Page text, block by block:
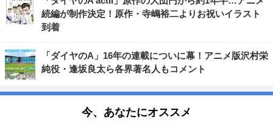
続編が制作決定！原作・寺嶋裕二よりお祝いイラスト
到着
「ダイヤのA」16年の連載についに幕！アニメ版沢村栄
純役・逢坂良太ら各界著名人もコメント
今、あなたにオススメ